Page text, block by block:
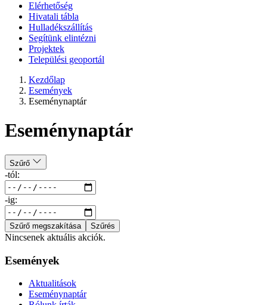
Elérhetőség
Hivatali tábla
Hulladékszállítás
Segítünk elintézni
Projektek
Települési geoportál
Kezdőlap
Események
Eseménynaptár
Eseménynaptár
Szűrő
-tól:
-ig:
Szűrő megszakítása Szűrés
Nincsenek aktuális akciók.
Események
Aktualitások
Eseménynaptár